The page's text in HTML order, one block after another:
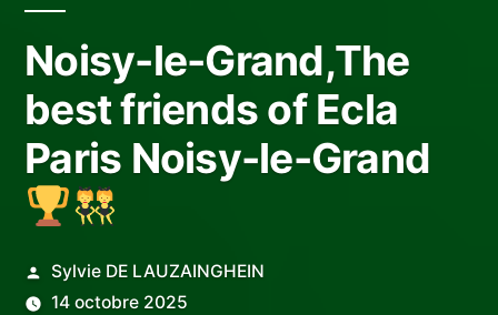
Noisy-le-Grand,The
best friends of Ecla
Paris Noisy-le-Grand
Publié
par
Sylvie DE LAUZAINGHEIN
14 octobre 2025